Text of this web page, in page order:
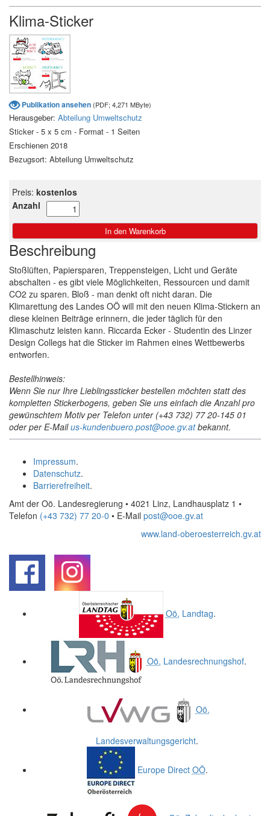
Klima-Sticker
Publikation ansehen (PDF; 4,271 MByte)
Herausgeber: Abteilung Umweltschutz
Sticker - 5 x 5 cm - Format - 1 Seiten
Erschienen 2018
Bezugsort: Abteilung Umweltschutz
Preis: kostenlos
Anzahl
Beschreibung
Stoßlüften, Papiersparen, Treppensteigen, Licht und Geräte
abschalten - es gibt viele Möglichkeiten, Ressourcen und damit
CO2 zu sparen. Bloß - man denkt oft nicht daran. Die
Klimarettung des Landes OÖ will mit den neuen Klima-Stickern an
diese kleinen Beiträge erinnern, die jeder täglich für den
Klimaschutz leisten kann. Riccarda Ecker - Studentin des Linzer
Design Collegs hat die Sticker im Rahmen eines Wettbewerbs
entworfen.
Bestellhinweis:
Wenn Sie nur Ihre Lieblingssticker bestellen möchten statt des
kompletten Stickerbogens, geben Sie uns einfach die Anzahl pro
gewünschtem Motiv per Telefon unter (+43 732) 77 20-145 01
oder per E-Mailus-kundenbuero.post@ooe.gv.atbekannt.
Impressum.
Datenschutz.
Barrierefreiheit.
Amt der Oö. Landesregierung • 4021 Linz, Landhausplatz 1 •
Telefon (+43 732) 77 20-0 • E-Mail post@ooe.gv.at
www.land-oberoesterreich.gv.at
Oö. Landtag.
Oö. Landesrechnungshof.
Oö.
Landesverwaltungsgericht.
Europe Direct OÖ.